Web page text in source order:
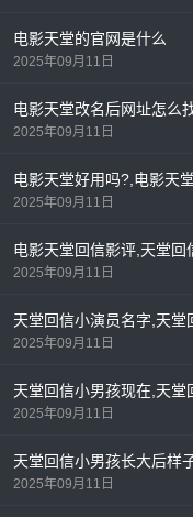
电影天堂的官网是什么
2025年09月11日
电影天堂改名后网址怎么
2025年09月11日
电影天堂好用吗?,电影天
2025年09月11日
电影天堂回信影评,天堂回
2025年09月11日
天堂回信小演员名字,天堂
2025年09月11日
天堂回信小男孩现在,天堂
2025年09月11日
天堂回信小男孩长大后样
2025年09月11日